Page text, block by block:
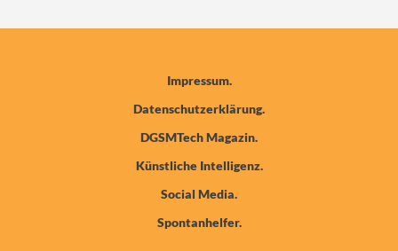
Impressum
Datenschutzerklärung
DGSMTech Magazin
Künstliche Intelligenz
Social Media
Spontanhelfer